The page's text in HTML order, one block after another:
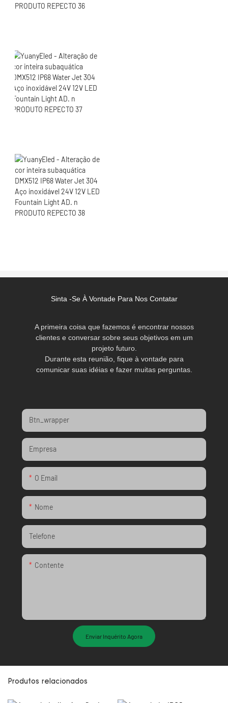
Sinta -se À Vontade Para Nos Contatar
A primeira coisa que fazemos é encontrar nossos
clientes e conversar sobre seus objetivos em um
projeto futuro.
Durante esta reunião, fique à vontade para
comunicar suas idéias e fazer muitas perguntas.
Btn_wrapper
Empresa
O Email
Nome
Telefone
Contente
Enviar Inquérito Agora
Produtos relacionados